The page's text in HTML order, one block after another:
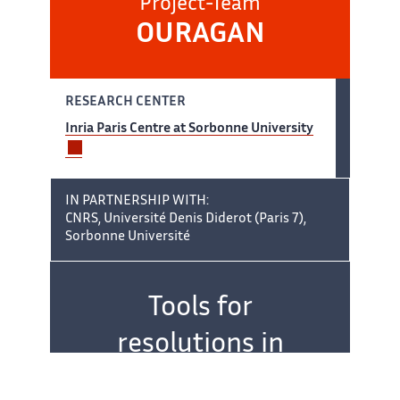
Project-Team
OURAGAN
RESEARCH CENTER
Inria Paris Centre at Sorbonne University
IN PARTNERSHIP WITH:
CNRS, Université Denis Diderot (Paris 7),
Sorbonne Université
Tools for
resolutions in